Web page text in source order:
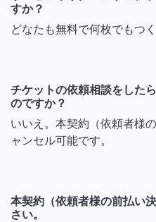
すか？
どなたも無料で何枚でもつ
チケットの依頼相談をした
のですか？
いいえ。本契約（依頼者様
ャンセル可能です。
本契約（依頼者様の前払い
さい。